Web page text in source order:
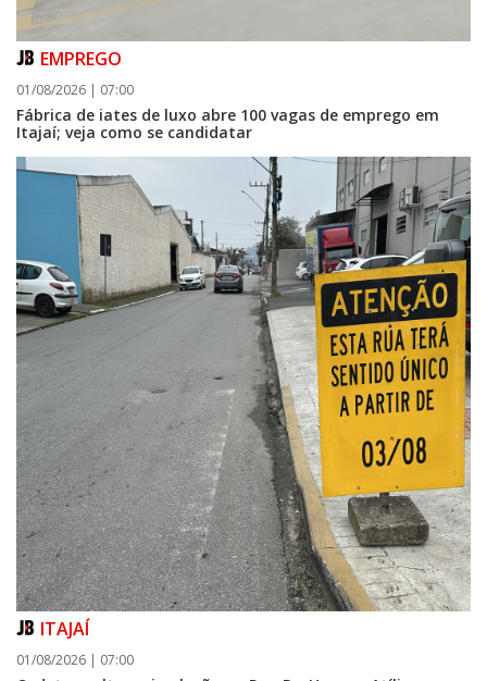
EMPREGO
01/08/2026 | 07:00
Fábrica de iates de luxo abre 100 vagas de emprego em
Itajaí; veja como se candidatar
ITAJAÍ
01/08/2026 | 07:00